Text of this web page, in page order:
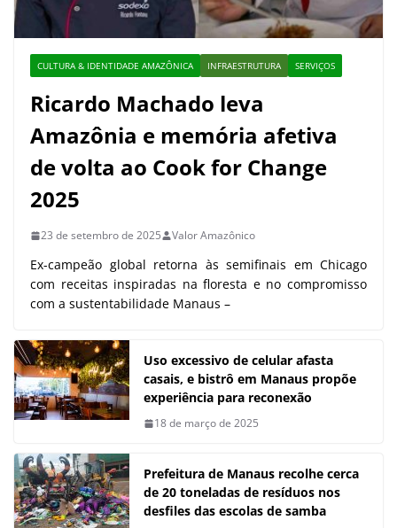
CULTURA & IDENTIDADE AMAZÔNICA INFRAESTRUTURA SERVIÇOS
Ricardo Machado leva
Amazônia e memória afetiva
de volta ao Cook for Change
2025
23 de setembro de 2025 Valor Amazônico
Ex-campeão global retorna às semifinais em Chicago
com receitas inspiradas na floresta e no compromisso
com a sustentabilidade Manaus –
Uso excessivo de celular afasta
casais, e bistrô em Manaus propõe
experiência para reconexão
18 de março de 2025
Prefeitura de Manaus recolhe cerca
de 20 toneladas de resíduos nos
desfiles das escolas de samba